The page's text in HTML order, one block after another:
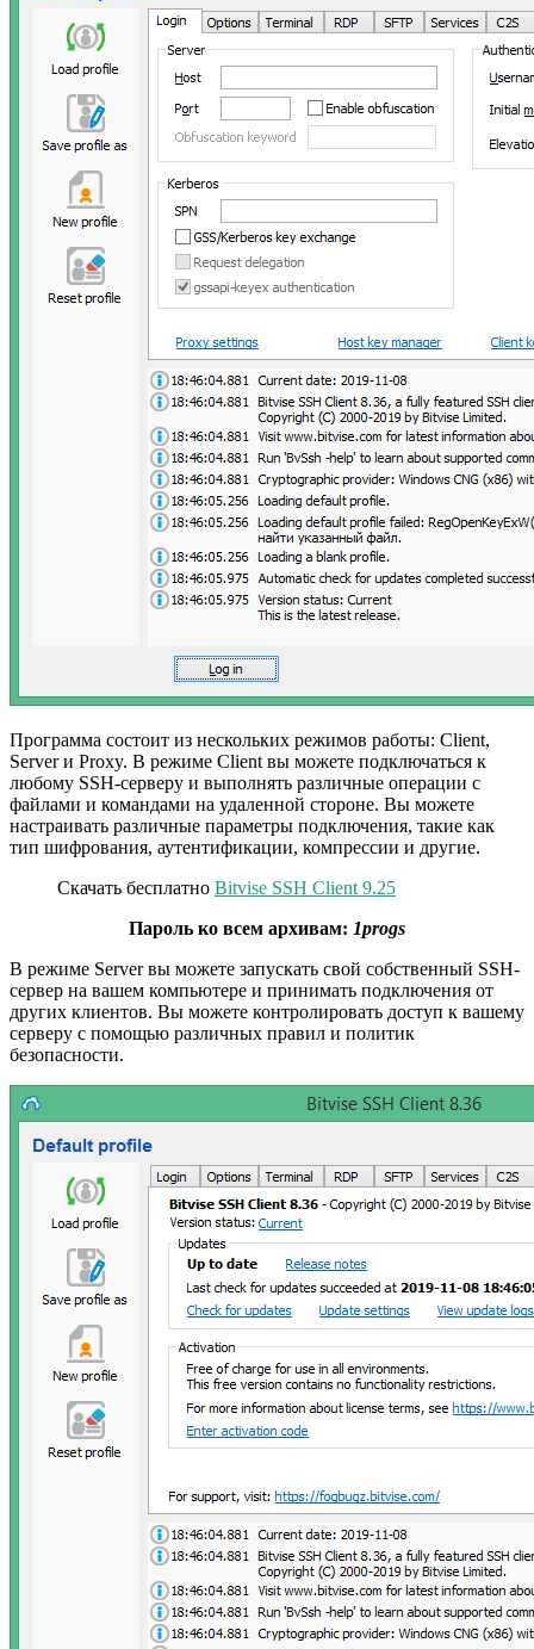
Программа состоит из нескольких режимов работы: Client,
Server и Proxy. В режиме Client вы можете подключаться к
любому SSH-серверу и выполнять различные операции с
файлами и командами на удаленной стороне. Вы можете
настраивать различные параметры подключения, такие как
тип шифрования, аутентификации, компрессии и другие.
Скачать бесплатно Bitvise SSH Client 9.25
Пароль ко всем архивам: 1progs
В режиме Server вы можете запускать свой собственный SSH-
сервер на вашем компьютере и принимать подключения от
других клиентов. Вы можете контролировать доступ к вашему
серверу с помощью различных правил и политик
безопасности.